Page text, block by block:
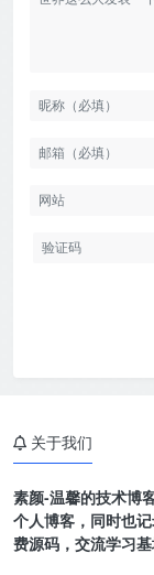
关于我们
素颜-温馨的技术博
个人博客，同时也
费源码，交流学习